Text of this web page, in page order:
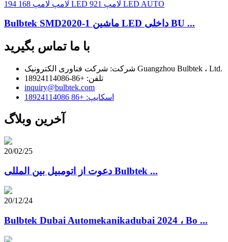
Bulbtek SMD2020-1 ماشین LED داخلی BU ...
با ما تماس بگیرید
شرکت: شرکت فناوری الکترونیک Guangzhou Bulbtek ، Ltd.
تلفن: +86-18924114086
inquiry@bulbtek.com
اسکایپ: +86 18924114086
آخرین وبلاگ
20/02/25
دعوت از اتومبیل بین المللی Bulbtek ...
20/12/24
Bulbtek Dubai Automekanikadubai 2024 ، Bo ...